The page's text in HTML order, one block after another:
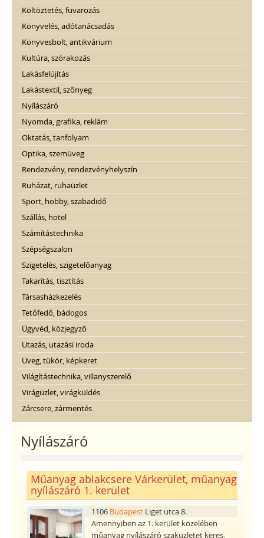
Költöztetés, fuvarozás
Könyvelés, adótanácsadás
Könyvesbolt, antikvárium
Kultúra, szórakozás
Lakásfelújítás
Lakástextil, szőnyeg
Nyílászáró
Nyomda, grafika, reklám
Oktatás, tanfolyam
Optika, szemüveg
Rendezvény, rendezvényhelyszín
Ruházat, ruhaüzlet
Sport, hobby, szabadidő
Szállás, hotel
Számítástechnika
Szépségszalon
Szigetelés, szigetelőanyag
Takarítás, tisztítás
Társasházkezelés
Tetőfedő, bádogos
Ügyvéd, közjegyző
Utazás, utazási iroda
Üveg, tükör, képkeret
Világítástechnika, villanyszerelő
Virágüzlet, virágküldés
Zárcsere, zármentés
Nyílászáró
Műanyag ablakcsere Várkerület, műanyag
nyílászáró 1. kerület
1106 Budapest Liget utca 8.
Amennyiben az 1. kerület közelében
műanyag nyílászáró szaküzletet keres,